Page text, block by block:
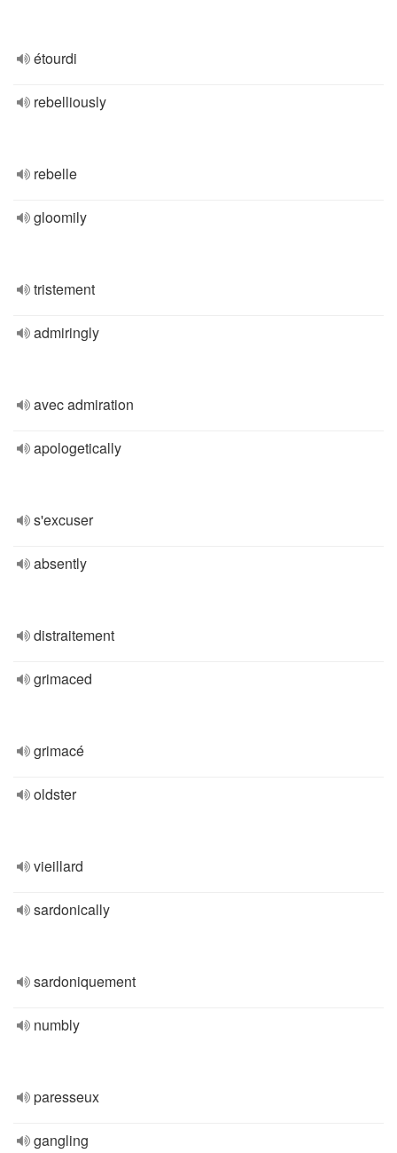
étourdi
rebelliously
rebelle
gloomily
tristement
admiringly
avec admiration
apologetically
s'excuser
absently
distraitement
grimaced
grimacé
oldster
vieillard
sardonically
sardoniquement
numbly
paresseux
gangling